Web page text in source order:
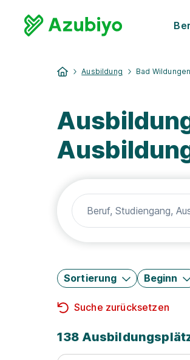
Ausbildung Bad Wildungen
Sortierung Beginn
Suche zurücksetzen
138